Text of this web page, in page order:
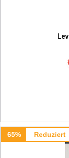
65% Reduziert